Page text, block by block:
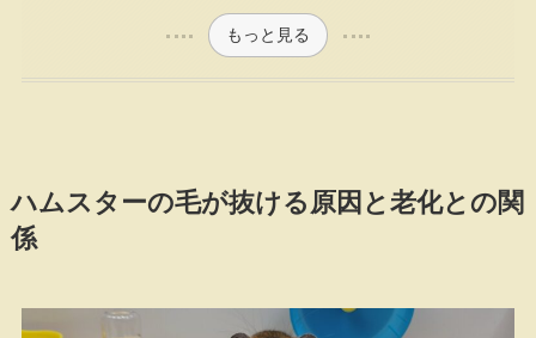
もっと見る
ハムスターの毛が抜ける原因と老化との関
係